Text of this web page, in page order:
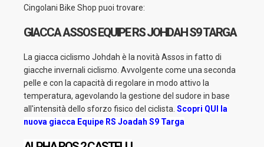
Cingolani Bike Shop puoi trovare:
GIACCA ASSOS EQUIPE RS JOHDAH S9 TARGA
La giacca ciclismo Johdah è la novità Assos in fatto di
giacche invernali ciclismo. Avvolgente come una seconda
pelle e con la capacità di regolare in modo attivo la
temperatura, agevolando la gestione del sudore in base
all'intensità dello sforzo fisico del ciclista. Scopri QUI la
nuova giacca Equipe RS Joadah S9 Targa